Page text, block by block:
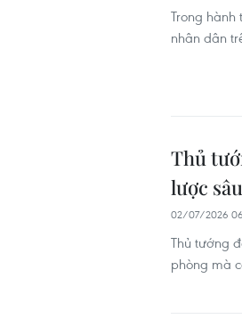
Trong hành
nhân dân
Thủ
lược
02/07/2026
Thủ tướng
phòng mà